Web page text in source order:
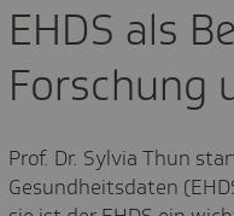
EHDS als
Forschung
Prof. Dr. Sylvia Thun
Gesundheitsdaten